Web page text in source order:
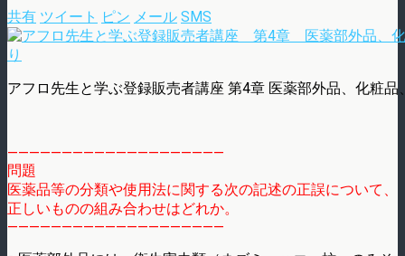
共有 ツイート ピン メール SMS
アフロ先生と学ぶ登録販売者講座 第4章 医薬部外品、化粧品
————————————————————
問題
医薬品等の分類や使用法に関する次の記述の正誤について、
正しいものの組み合わせはどれか。
————————————————————